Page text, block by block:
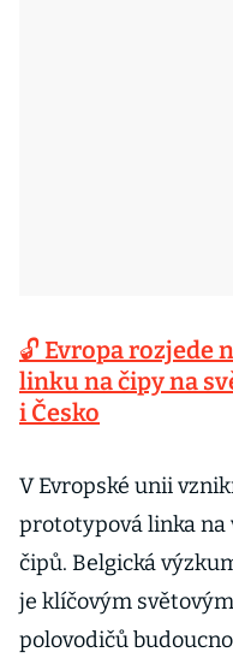
🔓 Evropa
linku na čipy na
i Česko
V Evropské unii
prototypová linka
čipů. Belgická
je klíčovým
polovodičů